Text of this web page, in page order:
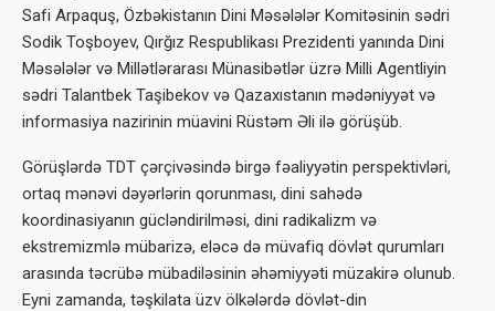
Safi Arpaquş, Özbəkistanın Dini Məsələlər Komitəsinin sədri
Sodik Toşboyev, Qırğız Respublikası Prezidenti yanında Dini
Məsələlər və Millətlərarası Münasibətlər üzrə Milli Agentliyin
sədri Talantbek Taşibekov və Qazaxıstanın mədəniyyət və
informasiya nazirinin müavini Rüstəm Əli ilə görüşüb.
Görüşlərdə TDT çərçivəsində birgə fəaliyyətin perspektivləri,
ortaq mənəvi dəyərlərin qorunması, dini sahədə
koordinasiyanın gücləndirilməsi, dini radikalizm və
ekstremizmlə mübarizə, eləcə də müvafiq dövlət qurumları
arasında təcrübə mübadiləsinin əhəmiyyəti müzakirə olunub.
Eyni zamanda, təşkilata üzv ölkələrdə dövlət-din